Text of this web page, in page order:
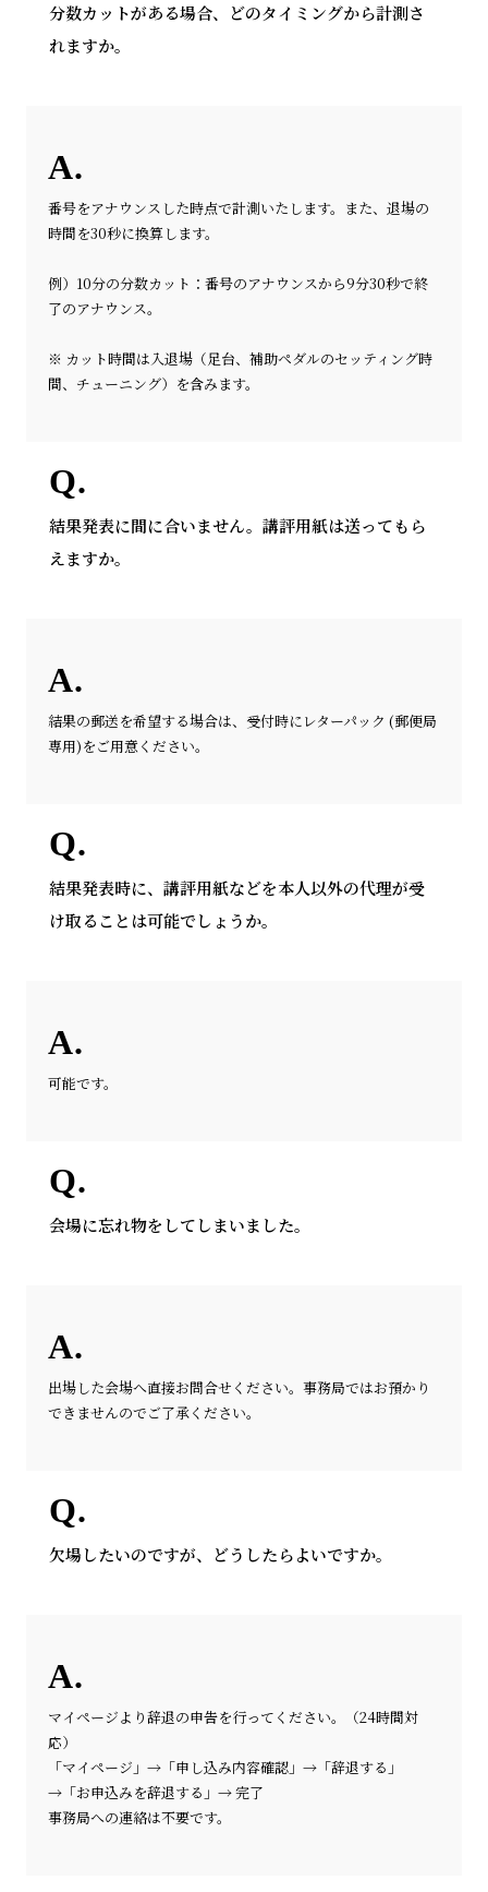
分数カットがある場合、どのタイミングから計測さ
れますか。
番号をアナウンスした時点で計測いたします。また、退場の
時間を30秒に換算します。
例）10分の分数カット：番号のアナウンスから9分30秒で終
了のアナウンス。
※ カット時間は入退場（足台、補助ペダルのセッティング時
間、チューニング）を含みます。
結果発表に間に合いません。講評用紙は送ってもら
えますか。
結果の郵送を希望する場合は、受付時にレターパック (郵便局
専用)をご用意ください。
結果発表時に、講評用紙などを本人以外の代理が受
け取ることは可能でしょうか。
可能です。
会場に忘れ物をしてしまいました。
出場した会場へ直接お問合せください。事務局ではお預かり
できませんのでご了承ください。
欠場したいのですが、どうしたらよいですか。
マイページより辞退の申告を行ってください。（24時間対
応）
「マイページ」→「申し込み内容確認」→「辞退する」
→「お申込みを辞退する」→ 完了
事務局への連絡は不要です。